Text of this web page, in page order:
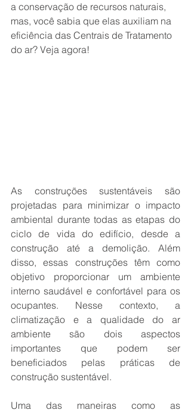
a conservação de recursos naturais,
mas, você sabia que elas auxiliam na
eficiência das Centrais de Tratamento
do ar? Veja agora!
As construções sustentáveis são
projetadas para minimizar o impacto
ambiental durante todas as etapas do
ciclo de vida do edifício, desde a
construção até a demolição. Além
disso, essas construções têm como
objetivo proporcionar um ambiente
interno saudável e confortável para os
ocupantes. Nesse contexto, a
climatização e a qualidade do ar
ambiente são dois aspectos
importantes que podem ser
beneficiados pelas práticas de
construção sustentável.
Uma das maneiras como as